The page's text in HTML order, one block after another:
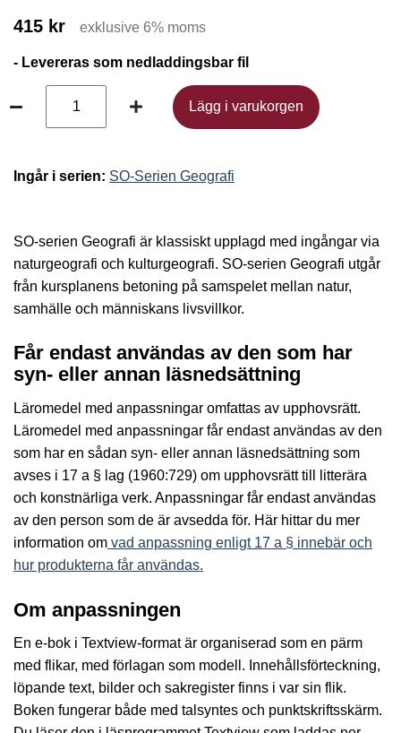
415 kr exklusive 6% moms
- Levereras som nedladdingsbar fil
Lägg i varukorgen
Lägg i varukorgen
Ingår i serien: SO-Serien Geografi
SO-serien Geografi är klassiskt upplagd med ingångar via
naturgeografi och kulturgeografi. SO-serien Geografi utgår
från kursplanens betoning på samspelet mellan natur,
samhälle och människans livsvillkor.
Får endast användas av den som har
syn- eller annan läsnedsättning
Läromedel med anpassningar omfattas av upphovsrätt.
Läromedel med anpassningar får endast användas av den
som har en sådan syn- eller annan läsnedsättning som
avses i 17 a § lag (1960:729) om upphovsrätt till litterära
och konstnärliga verk. Anpassningar får endast användas
av den person som de är avsedda för. Här hittar du mer
information om vad anpassning enligt 17 a § innebär och
hur produkterna får användas.
Om anpassningen
En e-bok i Textview-format är organiserad som en pärm
med flikar, med förlagan som modell. Innehållsförteckning,
löpande text, bilder och sakregister finns i var sin flik.
Boken fungerar både med talsyntes och punktskriftsskärm.